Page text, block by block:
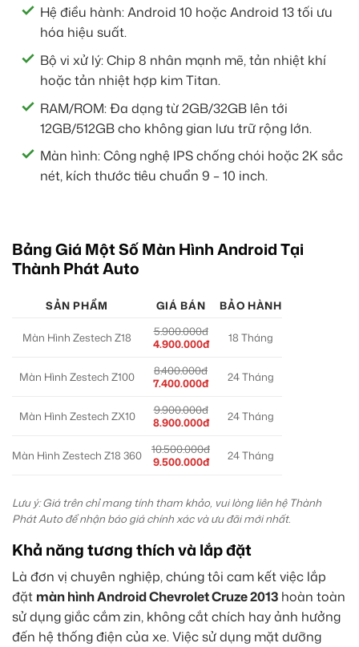
Hệ điều hành: Android 10 hoặc Android 13 tối ưu
hóa hiệu suất.
Bộ vi xử lý: Chip 8 nhân mạnh mẽ, tản nhiệt khí
hoặc tản nhiệt hợp kim Titan.
RAM/ROM: Đa dạng từ 2GB/32GB lên tới
12GB/512GB cho không gian lưu trữ rộng lớn.
Màn hình: Công nghệ IPS chống chói hoặc 2K sắc
nét, kích thước tiêu chuẩn 9 – 10 inch.
Bảng Giá Một Số Màn Hình Android Tại
Thành Phát Auto
SẢN PHẨM GIÁ BÁN BẢO HÀNH
Màn Hình Zestech Z18
5.900.000đ
4.900.000đ
18 Tháng
Màn Hình Zestech Z100
8.400.000đ
7.400.000đ
24 Tháng
Màn Hình Zestech ZX10
9.900.000đ
8.900.000đ
24 Tháng
Màn Hình Zestech Z18 360
10.500.000đ
9.500.000đ
24 Tháng
Lưu ý: Giá trên chỉ mang tính tham khảo, vui lòng liên hệ Thành
Phát Auto để nhận báo giá chính xác và ưu đãi mới nhất.
Khả năng tương thích và lắp đặt
Là đơn vị chuyên nghiệp, chúng tôi cam kết việc lắp
đặt màn hình Android Chevrolet Cruze 2013 hoàn toàn
sử dụng giắc cắm zin, không cắt chích hay ảnh hưởng
đến hệ thống điện của xe. Việc sử dụng mặt dưỡng